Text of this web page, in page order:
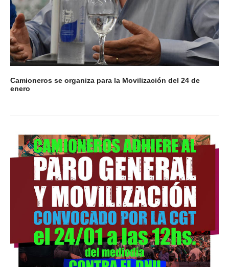
Camioneros se organiza para la Movilización del 24 de
enero